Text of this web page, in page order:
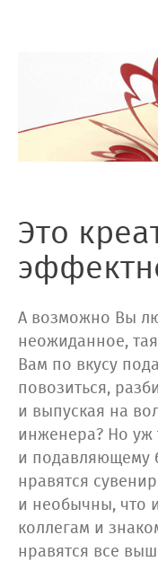
Это
А возможно Вы
неожиданное,
Вам по вкусу
повозиться,
и выпуская на
инженера? Но уж
и подавляющему
нравятся
и необычны, что
коллегам и
нравятся все